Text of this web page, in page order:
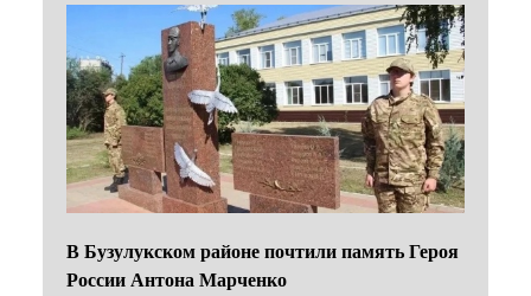
В Бузулукском районе почтили память Героя
России Антона Марченко